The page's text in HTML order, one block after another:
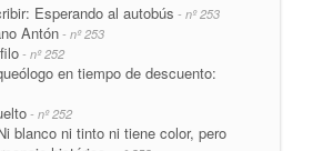
Esperando al autobús - nº 253
Antón - nº 253
- nº 252
en tiempo de descuento:
- nº 252
blanco ni tinto ni tiene color, pero